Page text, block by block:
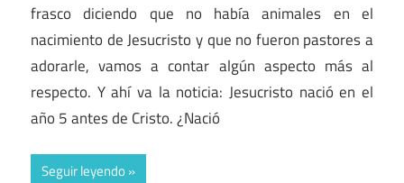
frasco diciendo que no había animales en el
nacimiento de Jesucristo y que no fueron pastores a
adorarle, vamos a contar algún aspecto más al
respecto. Y ahí va la noticia: Jesucristo nació en el
año 5 antes de Cristo. ¿Nació
Seguir leyendo